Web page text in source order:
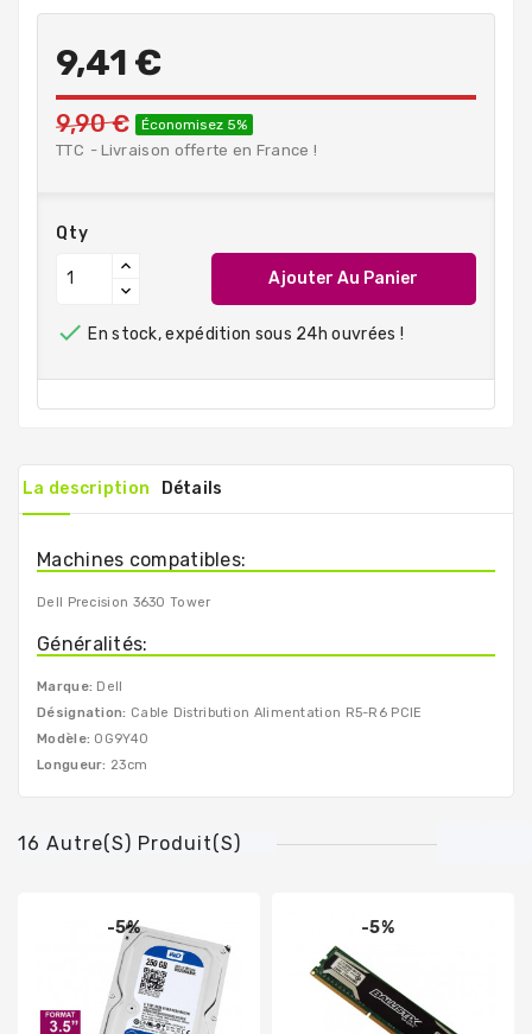
9,41 €
9,90 € Économisez 5%
TTC Livraison offerte en France !
Qty
Ajouter Au Panier
 En stock, expédition sous 24h ouvrées !
La description Détails
Machines compatibles:
Dell Precision 3630 Tower
Généralités:
Marque: Dell
Désignation: Cable Distribution Alimentation R5-R6 PCIE
Modèle: 0G9Y40
Longueur: 23cm
16 Autre(s) Produit(s)
-5% -5%